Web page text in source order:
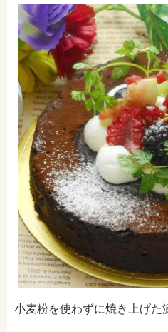
小麦粉を使わずに焼き上げた